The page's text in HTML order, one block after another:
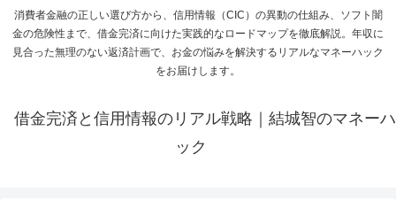
消費者金融の正しい選び方から、信用情報（CIC）の異動の仕組み、ソフト闇
金の危険性まで、借金完済に向けた実践的なロードマップを徹底解説。年収に
見合った無理のない返済計画で、お金の悩みを解決するリアルなマネーハック
をお届けします。
借金完済と信用情報のリアル戦略｜結城智のマネーハ
ック